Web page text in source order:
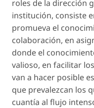
roles de la dirección
institución, consiste
promueva el
colaboración, en
donde el
valioso, en facilitar
van a hacer posible
que prevalezcan los
cuantía al flujo